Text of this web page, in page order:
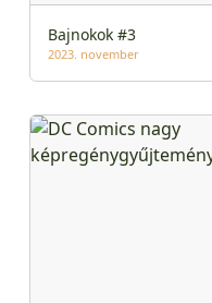
Bajnokok #3
2023. november